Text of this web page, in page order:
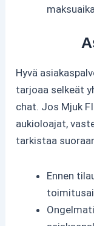
Hyvä
tarjoaa selkeät
chat. Jos Mjuk
aukioloajat,
tarkistaa
Ennen